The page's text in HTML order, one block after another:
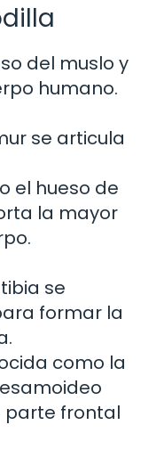
del muslo y
humano.
se articula
el hueso de
la mayor
se
formar la
como la
parte frontal